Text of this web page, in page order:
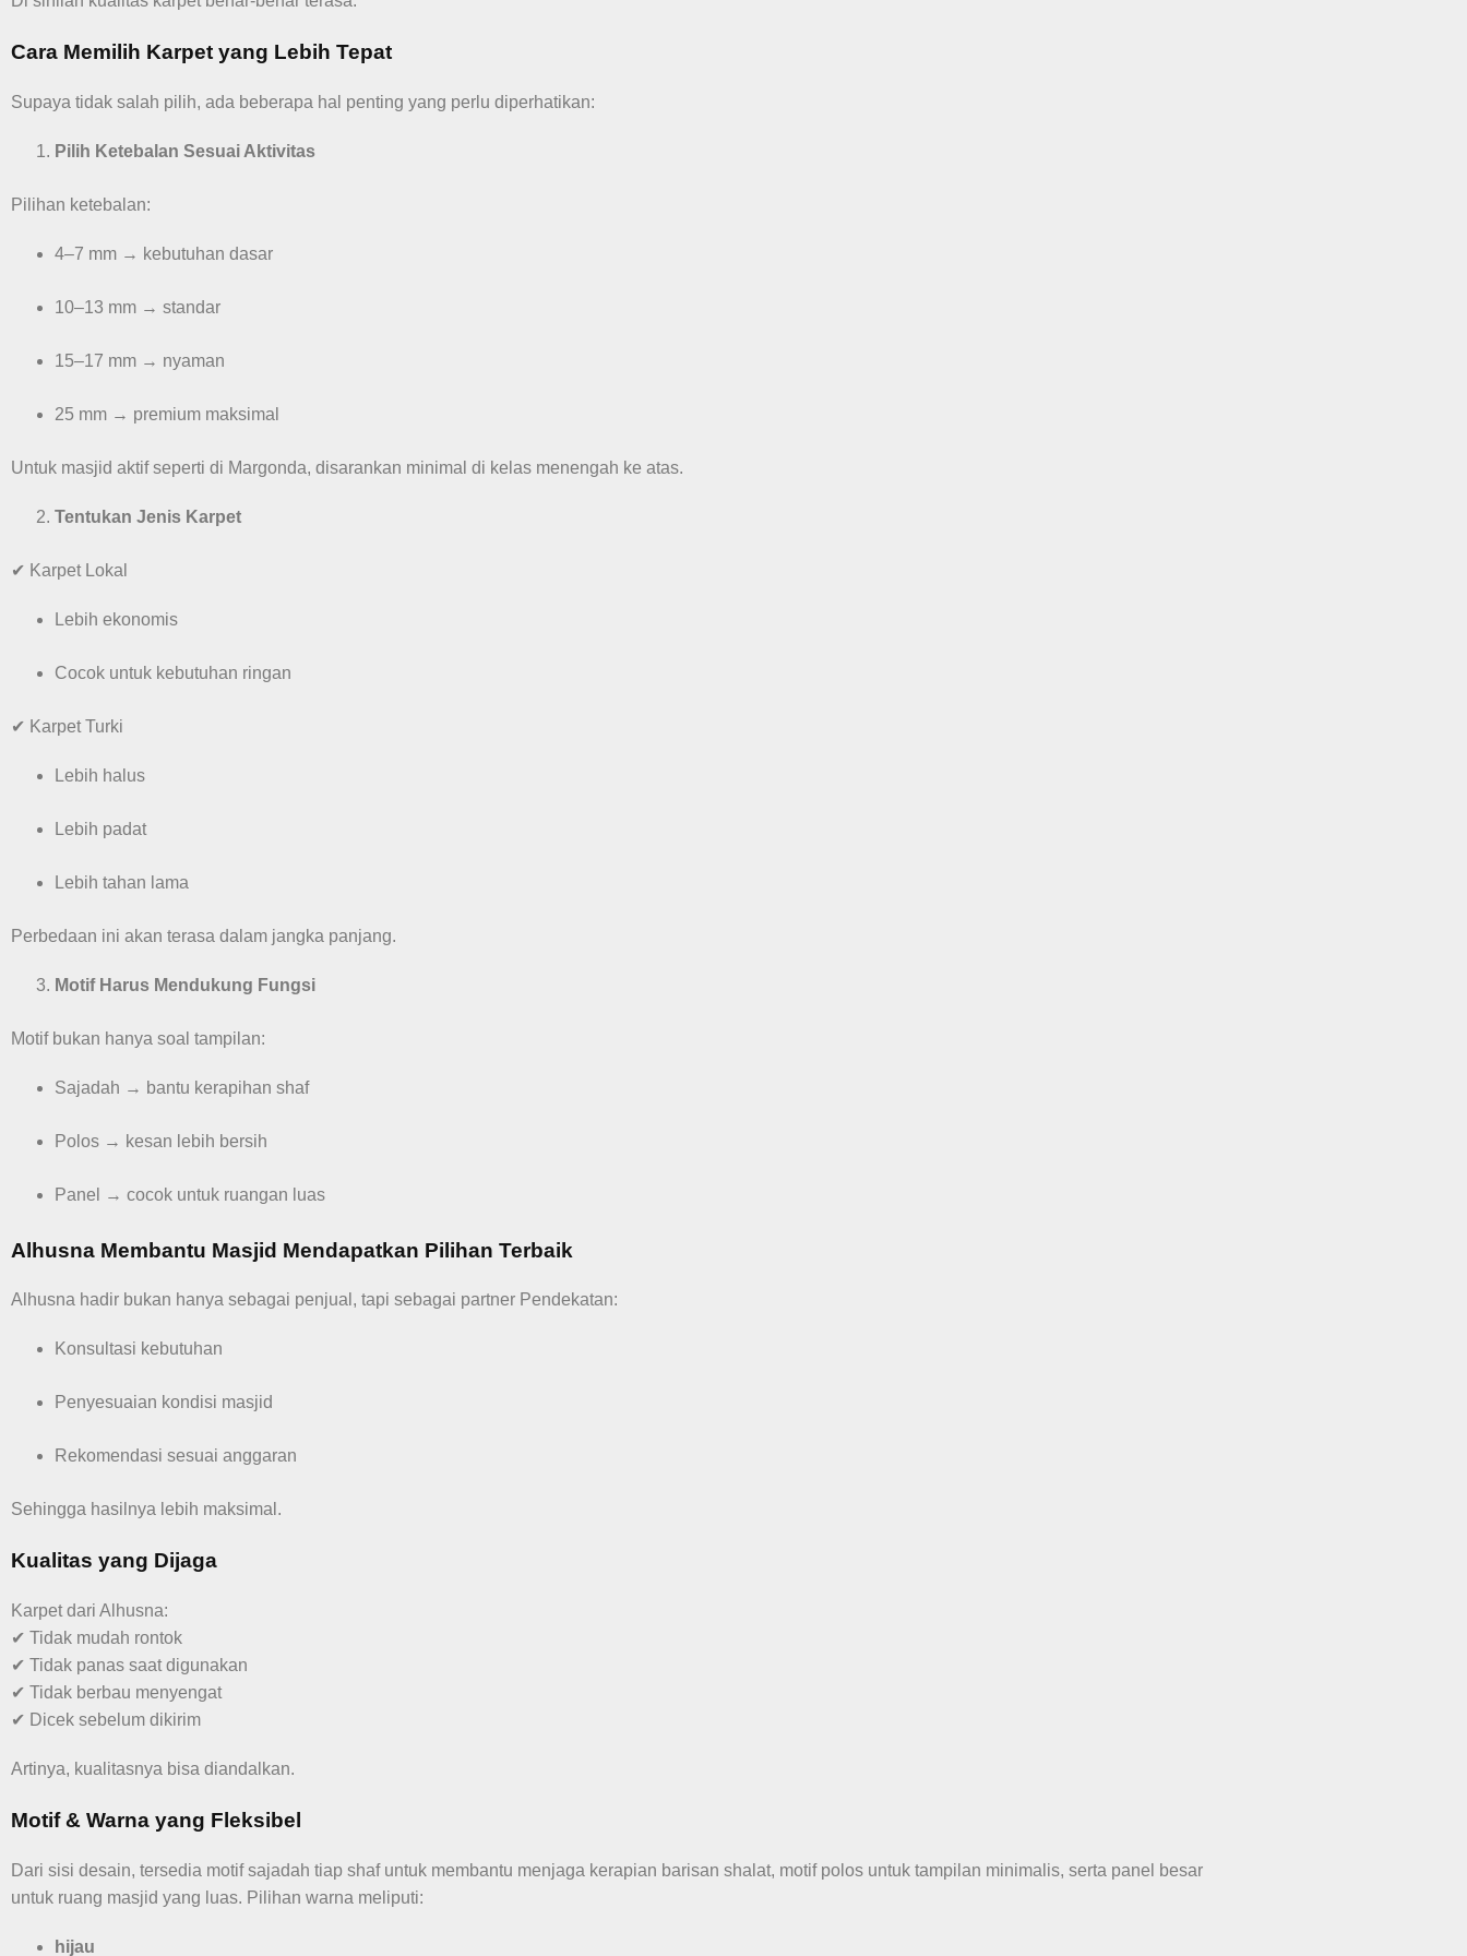
Cara Memilih Karpet yang Lebih Tepat
Supaya tidak salah pilih, ada beberapa hal penting yang perlu diperhatikan:
Pilih Ketebalan Sesuai Aktivitas
Pilihan ketebalan:
4–7 mm → kebutuhan dasar
10–13 mm → standar
15–17 mm → nyaman
25 mm → premium maksimal
Untuk masjid aktif seperti di Margonda, disarankan minimal di kelas menengah ke atas.
Tentukan Jenis Karpet
✔ Karpet Lokal
Lebih ekonomis
Cocok untuk kebutuhan ringan
✔ Karpet Turki
Lebih halus
Lebih padat
Lebih tahan lama
Perbedaan ini akan terasa dalam jangka panjang.
Motif Harus Mendukung Fungsi
Motif bukan hanya soal tampilan:
Sajadah → bantu kerapihan shaf
Polos → kesan lebih bersih
Panel → cocok untuk ruangan luas
Alhusna Membantu Masjid Mendapatkan Pilihan Terbaik
Alhusna hadir bukan hanya sebagai penjual, tapi sebagai partner Pendekatan:
Konsultasi kebutuhan
Penyesuaian kondisi masjid
Rekomendasi sesuai anggaran
Sehingga hasilnya lebih maksimal.
Kualitas yang Dijaga
Karpet dari Alhusna:
✔ Tidak mudah rontok
✔ Tidak panas saat digunakan
✔ Tidak berbau menyengat
✔ Dicek sebelum dikirim
Artinya, kualitasnya bisa diandalkan.
Motif & Warna yang Fleksibel
Dari sisi desain, tersedia motif sajadah tiap shaf untuk membantu menjaga kerapian barisan shalat, motif polos untuk tampilan minimalis, serta panel besar
untuk ruang masjid yang luas. Pilihan warna meliputi:
hijau